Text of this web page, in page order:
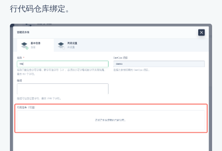
行代码仓库绑定。